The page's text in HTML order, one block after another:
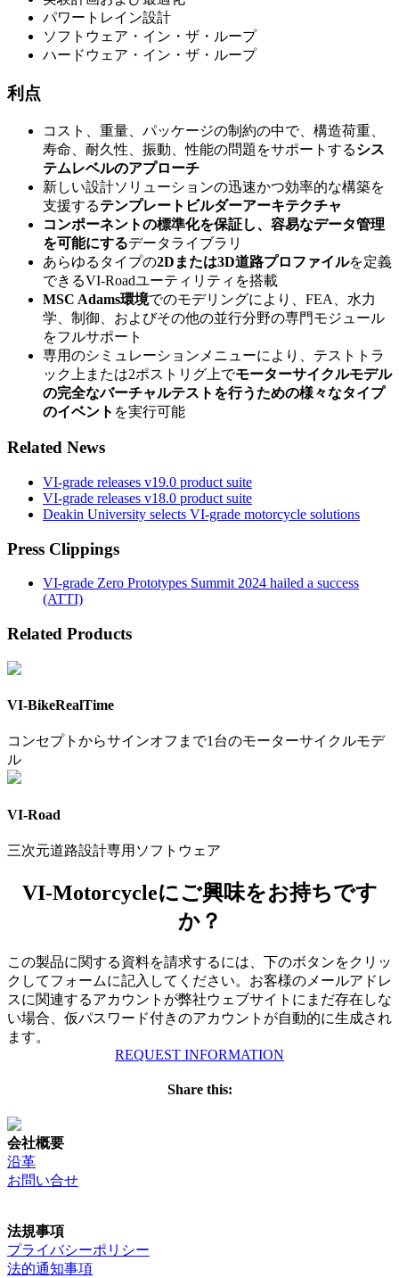
パワートレイン設計
ソフトウェア・イン・ザ・ループ
ハードウェア・イン・ザ・ループ
利点
コスト、重量、パッケージの制約の中で、構造荷重、
寿命、耐久性、振動、性能の問題をサポートするシス
テムレベルのアプローチ
新しい設計ソリューションの迅速かつ効率的な構築を
支援するテンプレートビルダーアーキテクチャ
コンポーネントの標準化を保証し、容易なデータ管理
を可能にするデータライブラリ
あらゆるタイプの2Dまたは3D道路プロファイルを定義
できるVI-Roadユーティリティを搭載
MSC Adams環境でのモデリングにより、FEA、水力
学、制御、およびその他の並行分野の専門モジュール
をフルサポート
専用のシミュレーションメニューにより、テストトラ
ック上または2ポストリグ上でモーターサイクルモデル
の完全なバーチャルテストを行うための様々なタイプ
のイベント を実行可能
Related News
VI-grade releases v19.0 product suite
VI-grade releases v18.0 product suite
Deakin University selects VI-grade motorcycle solutions
Press Clippings
VI-grade Zero Prototypes Summit 2024 hailed a success
(ATTI)
Related Products
VI-BikeRealTime
コンセプトからサインオフまで1台のモーターサイクルモデ
ル
VI-Road
三次元道路設計専用ソフトウェア
VI-Motorcycleにご興味をお持ちです
か？
この製品に関する資料を請求するには、下のボタンをクリッ
クしてフォームに記入してください。お客様のメールアドレ
スに関連するアカウントが弊社ウェブサイトにまだ存在しな
い場合、仮パスワード付きのアカウントが自動的に生成され
ます。
REQUEST INFORMATION
Share this:
会社概要
沿革
お問い合せ
法規事項
プライバシーポリシー
法的通知事項